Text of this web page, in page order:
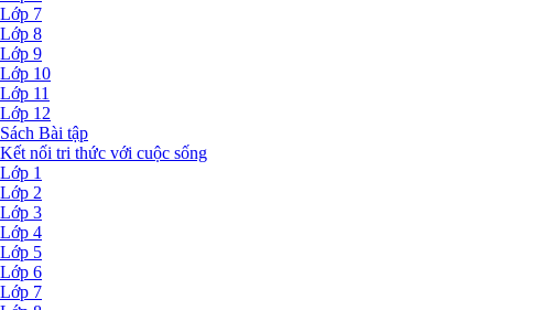
Lớp 7
Lớp 8
Lớp 9
Lớp 10
Lớp 11
Lớp 12
Sách Bài tập
Kết nối tri thức với cuộc sống
Lớp 1
Lớp 2
Lớp 3
Lớp 4
Lớp 5
Lớp 6
Lớp 7